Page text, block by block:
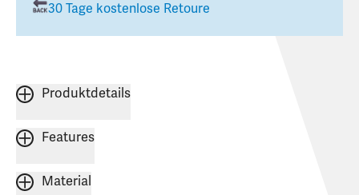
30 Tage kostenlose Retoure
Produktdetails
Features
Material